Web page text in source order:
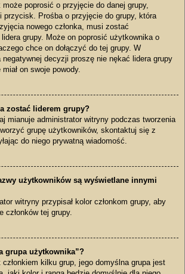
może poprosić o przyjęcie do danej grupy,
przycisk. Prośba o przyjęcie do grupy, która
nowego członka, musi zostać
grupy. Może on poprosić użytkownika o
chce on dołączyć do tej grupy. W
decyzji proszę nie nękać lidera grupy
on swoje powody.
zostać liderem grupy?
mianuje administrator witryny podczas tworzenia
grupę użytkowników, skontaktuj się z
do niego prywatną wiadomość.
użytkowników są wyświetlane innymi
witryny przypisał kolor członkom grupy, aby
członków tej grupy.
grupa użytkownika”?
kilku grup, jego domyślna grupa jest